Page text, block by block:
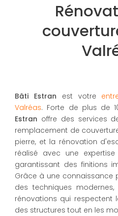
Bâti Estran est votre
Valréas. Forte de plus de
Estran offre des services
remplacement de
pierre, et la rénovation
réalisé avec une
garantissant des finitions
Grâce à une connaissance
des techniques modernes,
rénovations qui respectent
des structures tout en les